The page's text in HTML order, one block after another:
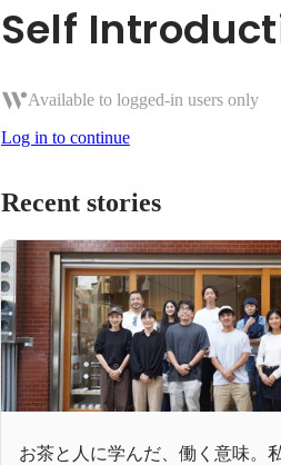
Self
Available to logged-in users only
Log in to continue
Recent stories
お茶と人に学んだ、働く意味。